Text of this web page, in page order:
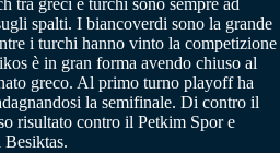
tra greci e turchi sono sempre ad
spalti. I biancoverdi sono la grande
i turchi hanno vinto la competizione
è in gran forma avendo chiuso al
greco. Al primo turno playoff ha
la semifinale. Di contro il
risultato contro il Petkim Spor e